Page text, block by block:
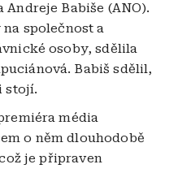
Babiše (ANO).
společnost a
osoby, sdělila
Babiš sdělil,
stojí.
média
o něm dlouhodobě
je připraven